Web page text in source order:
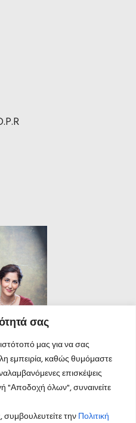
σας
μας για να σας
εμπειρία, καθώς θυμόμαστε
επισκέψεις
"Αποδοχή όλων", συναινείτε
τηνΠολιτική